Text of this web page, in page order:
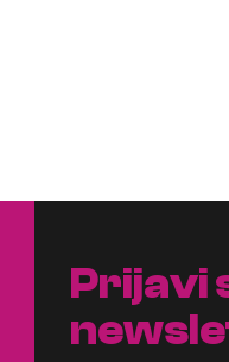
Prijavi